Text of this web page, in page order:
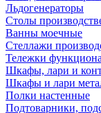
Льдогенераторы
Столы
Ванны моечные
Стеллажи
Тележки
Шкафы, лари и
Шкафы и лари
Полки настенные
Подтоварники,